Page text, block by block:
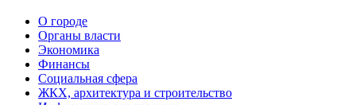
О городе
Органы власти
Экономика
Финансы
Социальная сфера
ЖКХ, архитектура и строительство